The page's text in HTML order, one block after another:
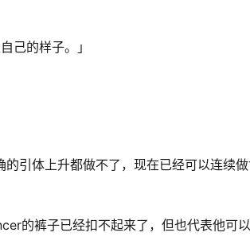
己的样子。」